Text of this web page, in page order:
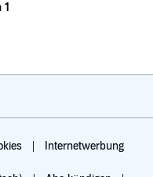
Internetwerbung